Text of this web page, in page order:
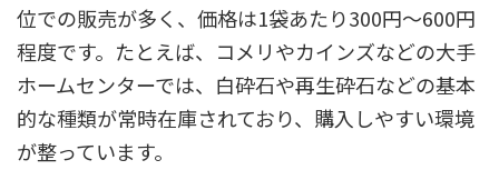
位での販売が多く、価格は1袋あたり300円〜600円
程度です。たとえば、コメリやカインズなどの大手
ホームセンターでは、白砕石や再生砕石などの基本
的な種類が常時在庫されており、購入しやすい環境
が整っています。